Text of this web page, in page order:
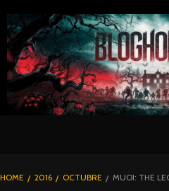
TO
CONTENT
BLOGHORROR
HOME 2016 OCTUBRE MUOI: THE